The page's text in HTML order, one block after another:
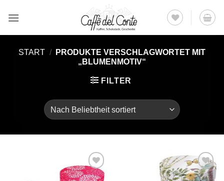
Inhalt
START /
PRODUKTE VERSCHLAGWORTET MIT
„BLUMENMOTIV“
FILTER
Auf die
Auf die